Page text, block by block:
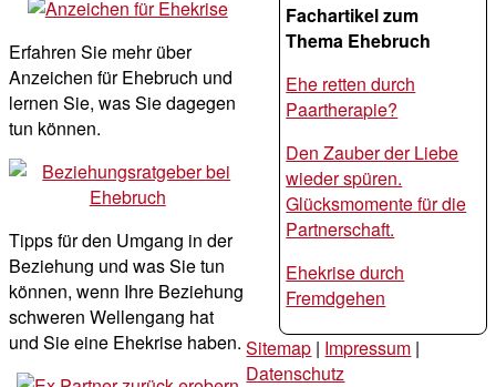
Erfahren Sie mehr über
Anzeichen für Ehebruch und
lernen Sie, was Sie dagegen
tun können.
Tipps für den Umgang in der
Beziehung und was Sie tun
können, wenn Ihre Beziehung
schweren Wellengang hat
und Sie eine Ehekrise haben.
Fachartikel zum
Thema Ehebruch
Ehe retten durch
Paartherapie?
Den Zauber der Liebe
wieder spüren.
Glücksmomente für die
Partnerschaft.
Ehekrise durch
Fremdgehen
Sitemap | Impressum |
Datenschutz